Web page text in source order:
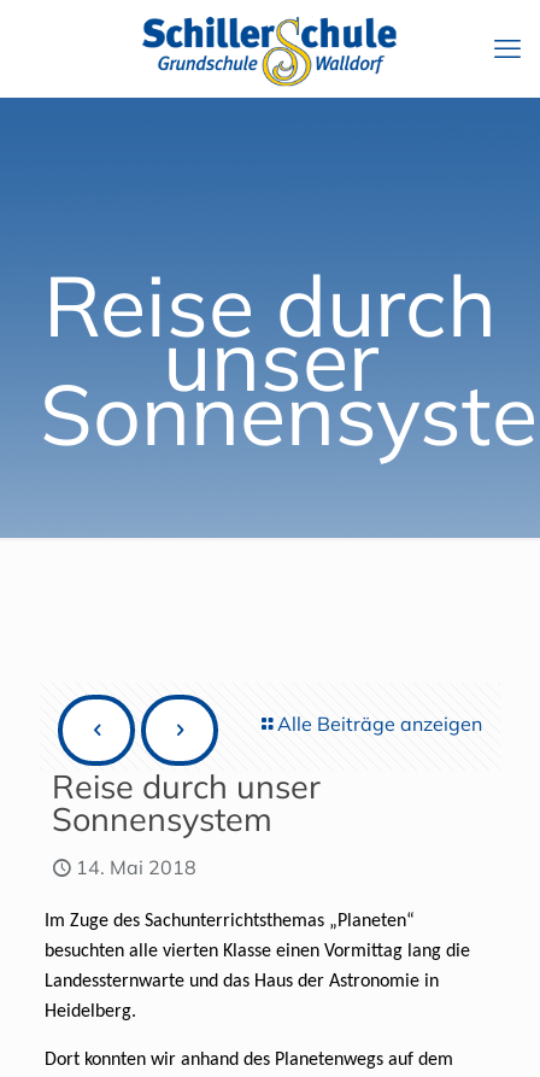
Reise durch
unser
Alle Beiträge anzeigen
Reise durch unser
Sonnensystem
14. Mai 2018
Im Zuge des Sachunterrichtsthemas „Planeten“
besuchten alle vierten Klasse einen Vormittag lang die
Landessternwarte und das Haus der Astronomie in
Heidelberg.
Dort konnten wir anhand des Planetenwegs auf dem